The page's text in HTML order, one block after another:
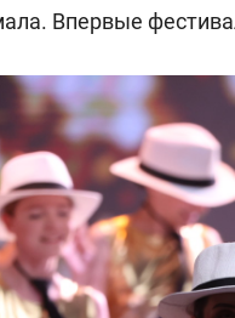
Впервые
Рекомендуем
150 камер
ID вместо